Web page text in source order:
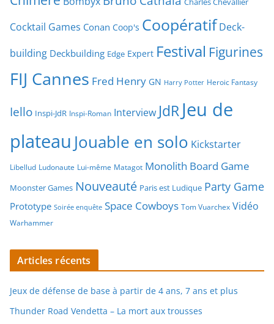
Cocktail Games Conan Coop's Coopératif Deck-
building Deckbuilding Edge Expert Festival Figurines
FIJ Cannes Fred Henry GN Harry Potter Heroic Fantasy
Iello Inspi-JdR Inspi-Roman Interview JdRJeu de
plateau Jouable en solo Kickstarter
Libellud Ludonaute Lui-même Matagot Monolith Board Game
Moonster Games Nouveauté Paris est Ludique Party Game
Prototype Soirée enquête Space Cowboys Tom Vuarchex Vidéo
Warhammer
Articles récents
Jeux de défense de base à partir de 4 ans, 7 ans et plus
Thunder Road Vendetta – La mort aux trousses